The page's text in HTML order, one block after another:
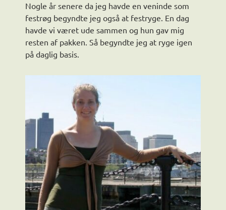
Nogle år senere da jeg havde en veninde som
festrøg begyndte jeg også at festryge. En dag
havde vi været ude sammen og hun gav mig
resten af pakken. Så begyndte jeg at ryge igen
på daglig basis.